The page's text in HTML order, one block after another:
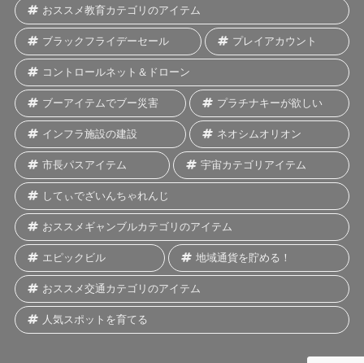
おススメ教育カテゴリのアイテム
ブラックフライデーセール プレイアカウント
コントロールネット＆ドローン
ブーアイテムでブー災害 プラチナキーが欲しい
インフラ施設の建設 ネオシムオリオン
市長パスアイテム 宇宙カテゴリアイテム
してぃでざいんちゃれんじ
おススメギャンブルカテゴリのアイテム
エピックビル 地域通貨を貯める！
おススメ交通カテゴリのアイテム
人気スポットを育てる